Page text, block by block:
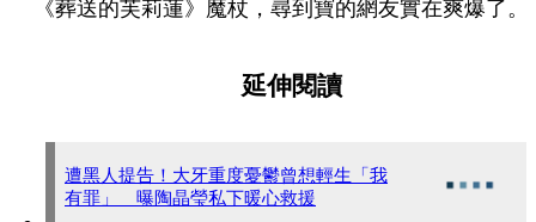
《葬送的芙莉蓮》魔杖，尋到寶的網友實在爽爆了。
延伸閱讀
遭黑人提告！大牙重度憂鬱曾想輕生「我
有罪」 曝陶晶瑩私下暖心救援